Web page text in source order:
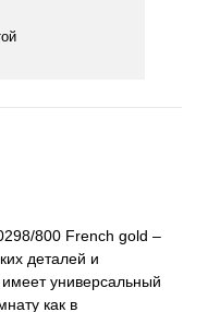
800 French gold –
деталей и
имеет универсальный
как в